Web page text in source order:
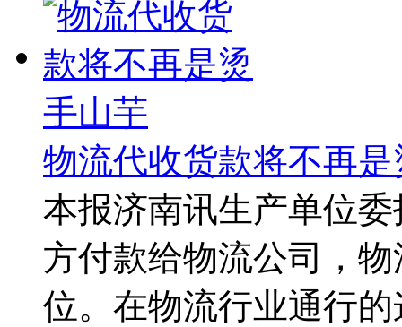
物流代收货款将不再
本报济南讯生产单位
方付款给物流公司，
位。在物流行业通行